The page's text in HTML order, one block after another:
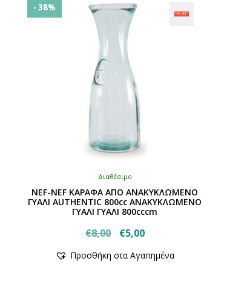
- 38%
Διαθέσιμο
NEF-NEF ΚΑΡΑΦΑ ΑΠΟ ΑΝΑΚΥΚΛΩΜΕΝΟ
ΓΥΑΛΙ AUTHENTIC 800cc ΑΝΑΚΥΚΛΩΜΕΝΟ
ΓΥΑΛΙ ΓΥΑΛΙ 800cccm
€8,00
Original
was:
€5,00Η
τιμή
το
Προσθήκη στα Αγαπημένα